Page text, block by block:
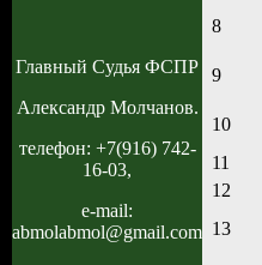
Главный Судья ФСПР
Александр Молчанов.
телефон: +7(916) 742-
16-03,
e-mail:
abmolabmol@gmail.com
8
9
10
11
12
13